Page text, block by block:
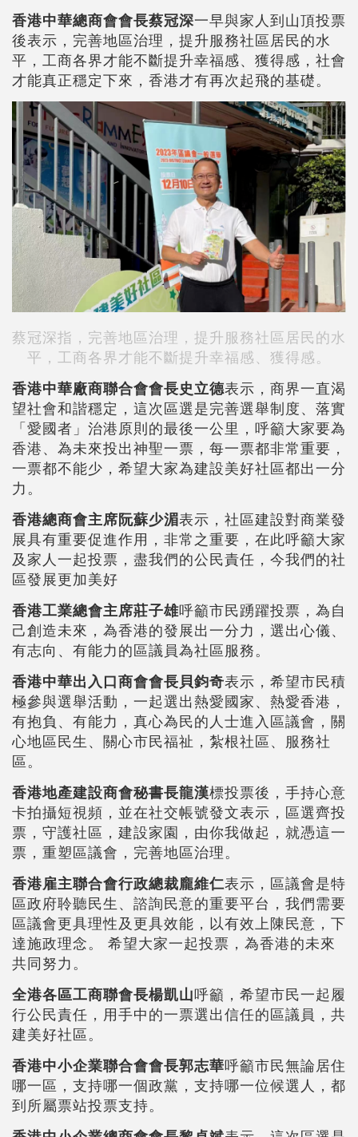
香港中華總商會會長蔡冠深一早與家人到山頂投票
後表示，完善地區治理，提升服務社區居民的水
平，工商各界才能不斷提升幸福感、獲得感，社會
才能真正穩定下來，香港才有再次起飛的基礎。
蔡冠深指，完善地區治理，提升服務社區居民的水
平，工商各界才能不斷提升幸福感、獲得感。
香港中華廠商聯合會會長史立德表示，商界一直渴
望社會和諧穩定，這次區選是完善選舉制度、落實
「愛國者」治港原則的最後一公里，呼籲大家要為
香港、為未來投出神聖一票，每一票都非常重要，
一票都不能少，希望大家為建設美好社區都出一分
力。
香港總商會主席阮蘇少湄表示，社區建設對商業發
展具有重要促進作用，非常之重要，在此呼籲大家
及家人一起投票，盡我們的公民責任，今我們的社
區發展更加美好
香港工業總會主席莊子雄呼籲市民踴躍投票，為自
己創造未來，為香港的發展出一分力，選出心儀、
有志向、有能力的區議員為社區服務。
香港中華出入口商會會長貝鈞奇表示，希望市民積
極參與選舉活動，一起選出熱愛國家、熱愛香港，
有抱負、有能力，真心為民的人士進入區議會，關
心地區民生、關心市民福祉，紮根社區、服務社
區。
香港地產建設商會秘書長龍漢標投票後，手持心意
卡拍攝短視頻，並在社交帳號發文表示，區選齊投
票，守護社區，建設家園，由你我做起，就憑這一
票，重塑區議會，完善地區治理。
香港雇主聯合會行政總裁龐維仁表示，區議會是特
區政府聆聽民生、諮詢民意的重要平台，我們需要
區議會更具理性及更具效能，以有效上陳民意，下
達施政理念。 希望大家一起投票，為香港的未來
共同努力。
全港各區工商聯會長楊凱山呼籲，希望市民一起履
行公民責任，用手中的一票選出信任的區議員，共
建美好社區。
香港中小企業聯合會會長郭志華呼籲市民無論居住
哪一區，支持哪一個政黨，支持哪一位候選人，都
到所屬票站投票支持。